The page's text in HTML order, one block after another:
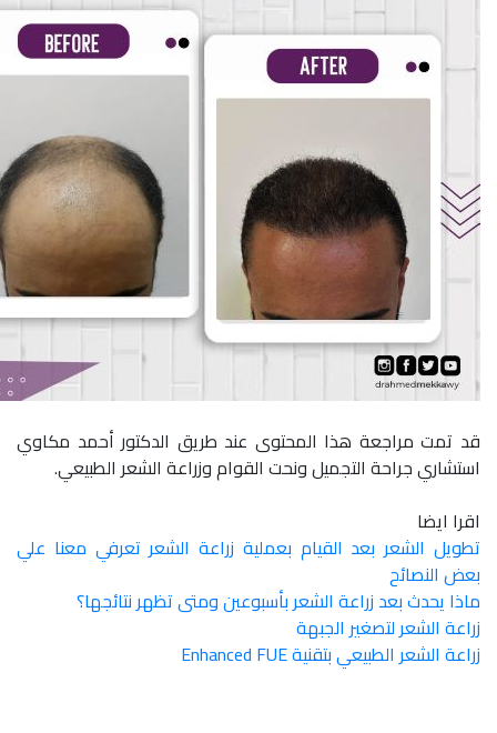
قد تمت مراجعة هذا المحتوى عند طريق الدكتور أحمد مكاوي
استشاري جراحة التجميل ونحت القوام وزراعة الشعر الطبيعي.
اقرا ايضا
تطويل الشعر بعد القيام بعملية زراعة الشعر تعرفي معنا علي
بعض النصائح
ماذا يحدث بعد زراعة الشعر بأسبوعين ومتى تظهر نتائجها؟
زراعة الشعر لتصغير الجبهة
زراعة الشعر الطبيعي بتقنية Enhanced FUE